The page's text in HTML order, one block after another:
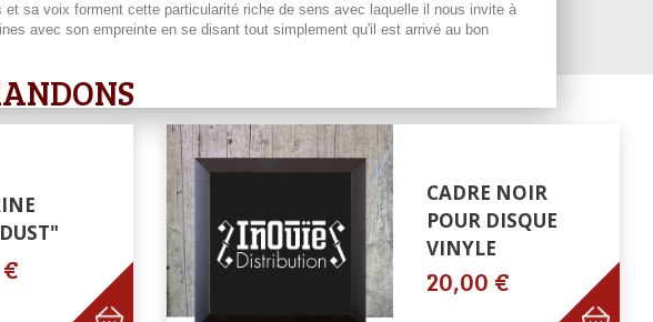
sa voix forment cette particularité riche de sens avec laquelle il nous invite à
avec son empreinte en se disant tout simplement qu'il est arrivé au bon
CADRE NOIR
POUR DISQUE
VINYLE
20,00 €